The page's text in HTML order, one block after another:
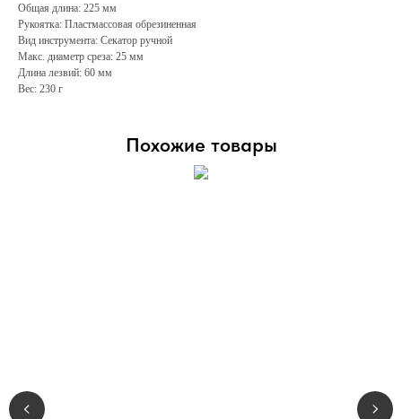
Общая длина: 225 мм
Рукоятка: Пластмассовая обрезиненная
Вид инструмента: Секатор ручной
Макс. диаметр среза: 25 мм
Длина лезвий: 60 мм
Вес: 230 г
Похожие товары